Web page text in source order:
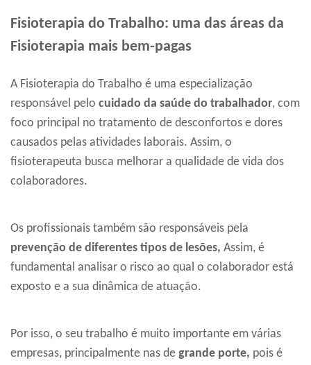
Fisioterapia do Trabalho: uma das áreas da
Fisioterapia mais bem-pagas
A Fisioterapia do Trabalho é uma especialização
responsável pelo cuidado da saúde do trabalhador, com
foco principal no tratamento de desconfortos e dores
causados pelas atividades laborais. Assim, o
fisioterapeuta busca melhorar a qualidade de vida dos
colaboradores.
Os profissionais também são responsáveis pela
prevenção de diferentes tipos de lesões, Assim, é
fundamental analisar o risco ao qual o colaborador está
exposto e a sua dinâmica de atuação.
Por isso, o seu trabalho é muito importante em várias
empresas, principalmente nas de grande porte, pois é